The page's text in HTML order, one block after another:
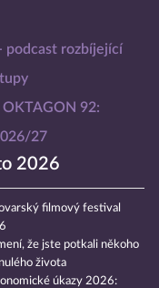
podcast rozbíjející
OKTAGON 92:
27
2026
filmový festival
že jste potkali někoho
života
úkazy 2026: